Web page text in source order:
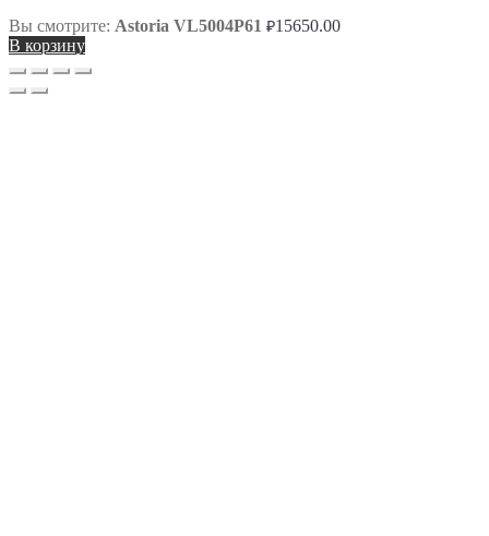
Вы смотрите: Astoria VL5004P61 ₽15650.00
В корзину